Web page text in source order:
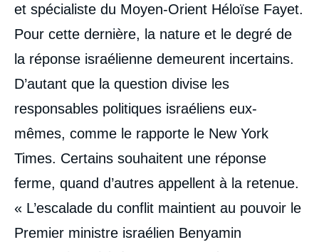
et spécialiste du Moyen-Orient Héloïse Fayet.
Pour cette dernière, la nature et le degré de
la réponse israélienne demeurent incertains.
D’autant que la question divise les
responsables politiques israéliens eux-
mêmes, comme le rapporte le New York
Times. Certains souhaitent une réponse
ferme, quand d’autres appellent à la retenue.
« L’escalade du conflit maintient au pouvoir le
Premier ministre israélien Benyamin